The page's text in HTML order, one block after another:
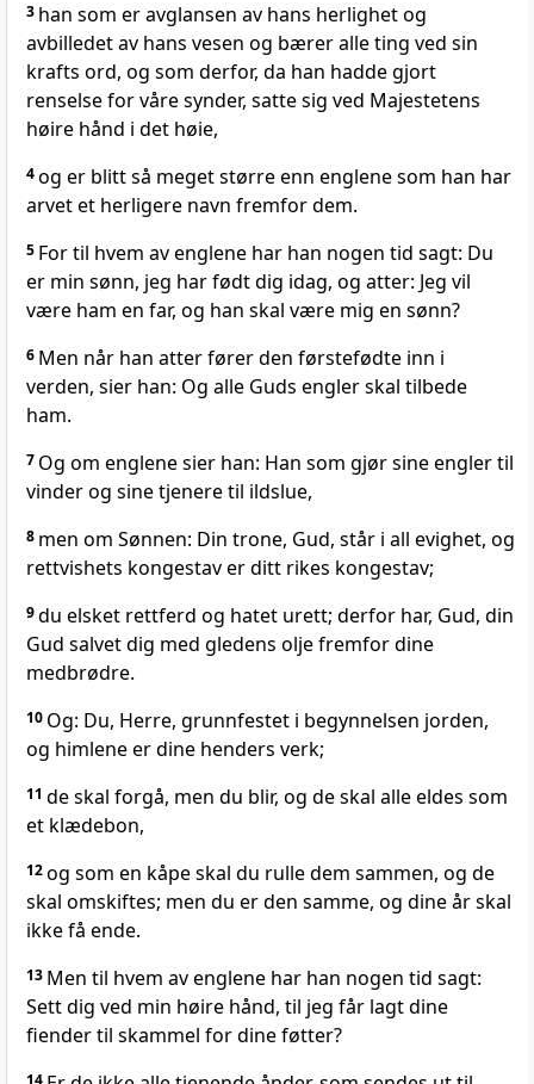
3 han som er avglansen av hans herlighet og
avbilledet av hans vesen og bærer alle ting ved sin
krafts ord, og som derfor, da han hadde gjort
renselse for våre synder, satte sig ved Majestetens
høire hånd i det høie,
4og er blitt så meget større enn englene som han har
arvet et herligere navn fremfor dem.
5 For til hvem av englene har han nogen tid sagt: Du
er min sønn, jeg har født dig idag, og atter: Jeg vil
være ham en far, og han skal være mig en sønn?
6 Men når han atter fører den førstefødte inn i
verden, sier han: Og alle Guds engler skal tilbede
ham.
7 Og om englene sier han: Han som gjør sine engler til
vinder og sine tjenere til ildslue,
8 men om Sønnen: Din trone, Gud, står i all evighet, og
rettvishets kongestav er ditt rikes kongestav;
9du elsket rettferd og hatet urett; derfor har, Gud, din
Gud salvet dig med gledens olje fremfor dine
medbrødre.
10 Og: Du, Herre, grunnfestet i begynnelsen jorden,
og himlene er dine henders verk;
11 de skal forgå, men du blir, og de skal alle eldes som
et klædebon,
12og som en kåpe skal du rulle dem sammen, og de
skal omskiftes; men du er den samme, og dine år skal
ikke få ende.
13 Men til hvem av englene har han nogen tid sagt:
Sett dig ved min høire hånd, til jeg får lagt dine
fiender til skammel for dine føtter?
14